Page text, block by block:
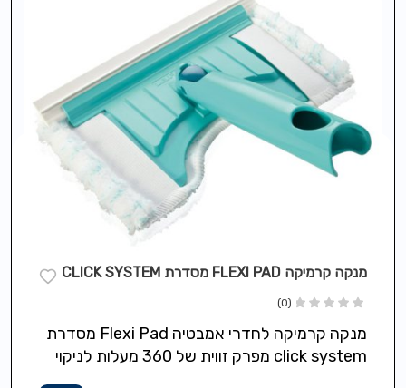
מנקה קרמיקה FLEXI PAD מסדרת CLICK SYSTEM
(0)
מנקה קרמיקה לחדרי אמבטיה Flexi Pad מסדרת
click system מפרק זווית של 360 מעלות לניקוי